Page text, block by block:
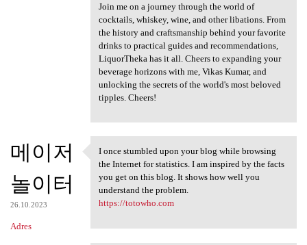
Join me on a journey through the world of
cocktails, whiskey, wine, and other libations. From
the history and craftsmanship behind your favorite
drinks to practical guides and recommendations,
LiquorTheka has it all. Cheers to expanding your
beverage horizons with me, Vikas Kumar, and
unlocking the secrets of the world's most beloved
tipples. Cheers!
메이저
놀이터
26.10.2023
Adres
I once stumbled upon your
I once stumbled upon your blog while browsing
the Internet for statistics. I am inspired by the facts
you get on this blog. It shows how well you
understand the problem.
https://totowho.com